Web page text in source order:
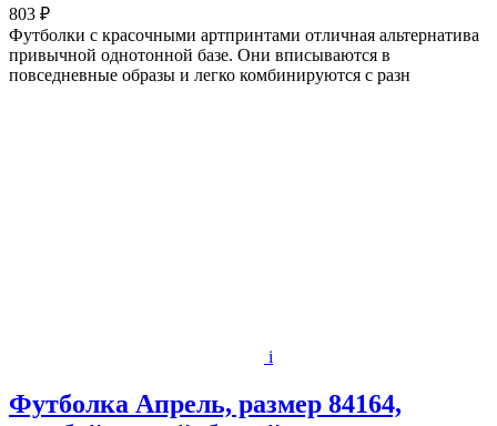
803 ₽
Футболки с красочными артпринтами отличная альтернатива
привычной однотонной базе. Они вписываются в
повседневные образы и легко комбинируются с разн
i
Футболка Апрель, размер 84164,